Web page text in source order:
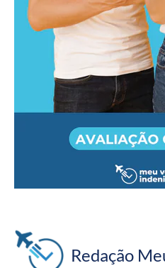
Redação